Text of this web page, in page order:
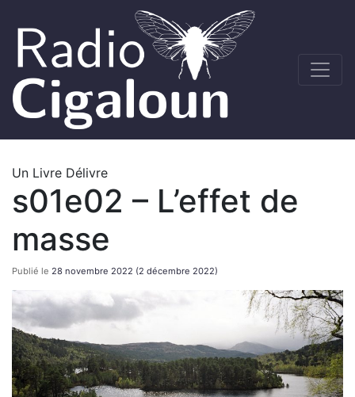
Un Livre Délivre
s01e02 – L’effet de
masse
Publié le 28 novembre 2022 (2 décembre 2022)